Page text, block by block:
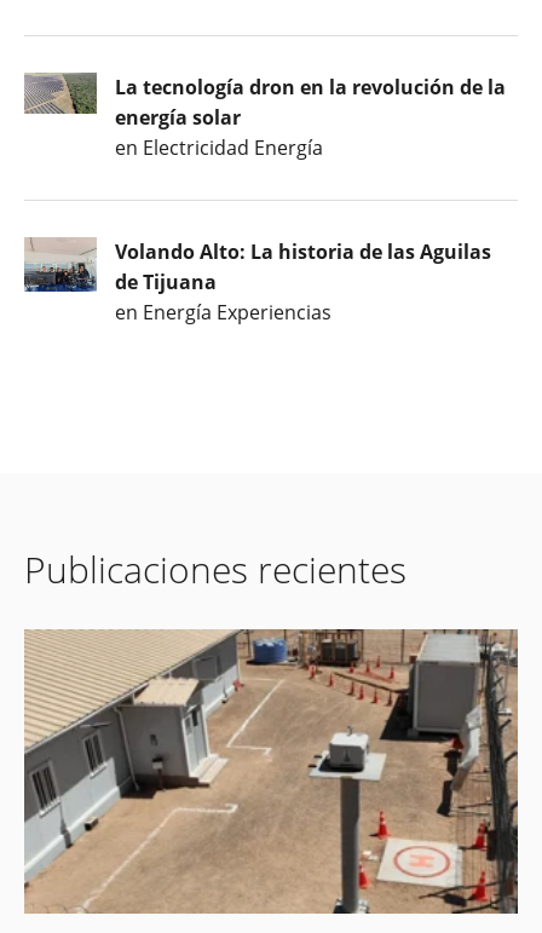
La tecnología dron en la revolución de la
energía solar
en Electricidad Energía
Volando Alto: La historia de las Aguilas
de Tijuana
en Energía Experiencias
Publicaciones recientes